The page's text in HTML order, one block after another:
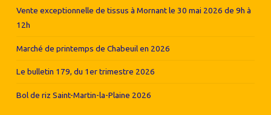
Vente exceptionnelle de tissus à Mornant le 30 mai 2026 de 9h à
12h
Marché de printemps de Chabeuil en 2026
Le bulletin 179, du 1er trimestre 2026
Bol de riz Saint-Martin-la-Plaine 2026